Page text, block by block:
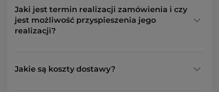
Jaki jest termin realizacji zamówienia i czy
jest możliwość przyspieszenia jego
realizacji?
Jakie są koszty dostawy?